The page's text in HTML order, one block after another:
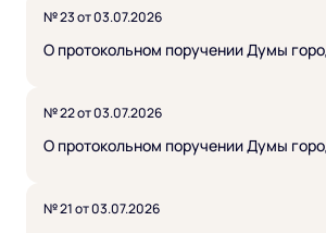
№ 23 от 03.07.2026
О протокольном поручении Думы
№ 22 от 03.07.2026
О протокольном поручении Думы
№ 21 от 03.07.2026